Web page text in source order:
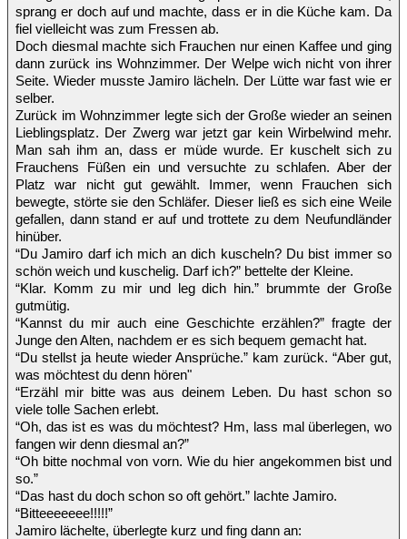
sprang er doch auf und machte, dass er in die Küche kam. Da
fiel vielleicht was zum Fressen ab.
Doch diesmal machte sich Frauchen nur einen Kaffee und ging
dann zurück ins Wohnzimmer. Der Welpe wich nicht von ihrer
Seite. Wieder musste Jamiro lächeln. Der Lütte war fast wie er
selber.
Zurück im Wohnzimmer legte sich der Große wieder an seinen
Lieblingsplatz. Der Zwerg war jetzt gar kein Wirbelwind mehr.
Man sah ihm an, dass er müde wurde. Er kuschelt sich zu
Frauchens Füßen ein und versuchte zu schlafen. Aber der
Platz war nicht gut gewählt. Immer, wenn Frauchen sich
bewegte, störte sie den Schläfer. Dieser ließ es sich eine Weile
gefallen, dann stand er auf und trottete zu dem Neufundländer
hinüber.
“Du Jamiro darf ich mich an dich kuscheln? Du bist immer so
schön weich und kuschelig. Darf ich?” bettelte der Kleine.
“Klar. Komm zu mir und leg dich hin.” brummte der Große
gutmütig.
“Kannst du mir auch eine Geschichte erzählen?” fragte der
Junge den Alten, nachdem er es sich bequem gemacht hat.
“Du stellst ja heute wieder Ansprüche.” kam zurück. “Aber gut,
was möchtest du denn hören"
“Erzähl mir bitte was aus deinem Leben. Du hast schon so
viele tolle Sachen erlebt.
“Oh, das ist es was du möchtest? Hm, lass mal überlegen, wo
fangen wir denn diesmal an?”
“Oh bitte nochmal von vorn. Wie du hier angekommen bist und
so.”
“Das hast du doch schon so oft gehört.” lachte Jamiro.
“Bitteeeeeee!!!!!”
Jamiro lächelte, überlegte kurz und fing dann an: